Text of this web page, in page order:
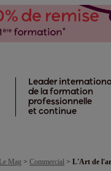
Leader
de la formation
professionnelle
et continue
Le Mag > Commercial > L'Art de